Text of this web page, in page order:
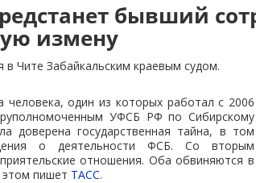
бывший
измену
в Чите Забайкальским краевым судом.
человека, один из которых работал с 2006
УФСБ РФ по Сибирскому
доверена государственная тайна, в том
о деятельности ФСБ. Со вторым
отношения. Оба обвиняются в
этом пишет ТАСС.